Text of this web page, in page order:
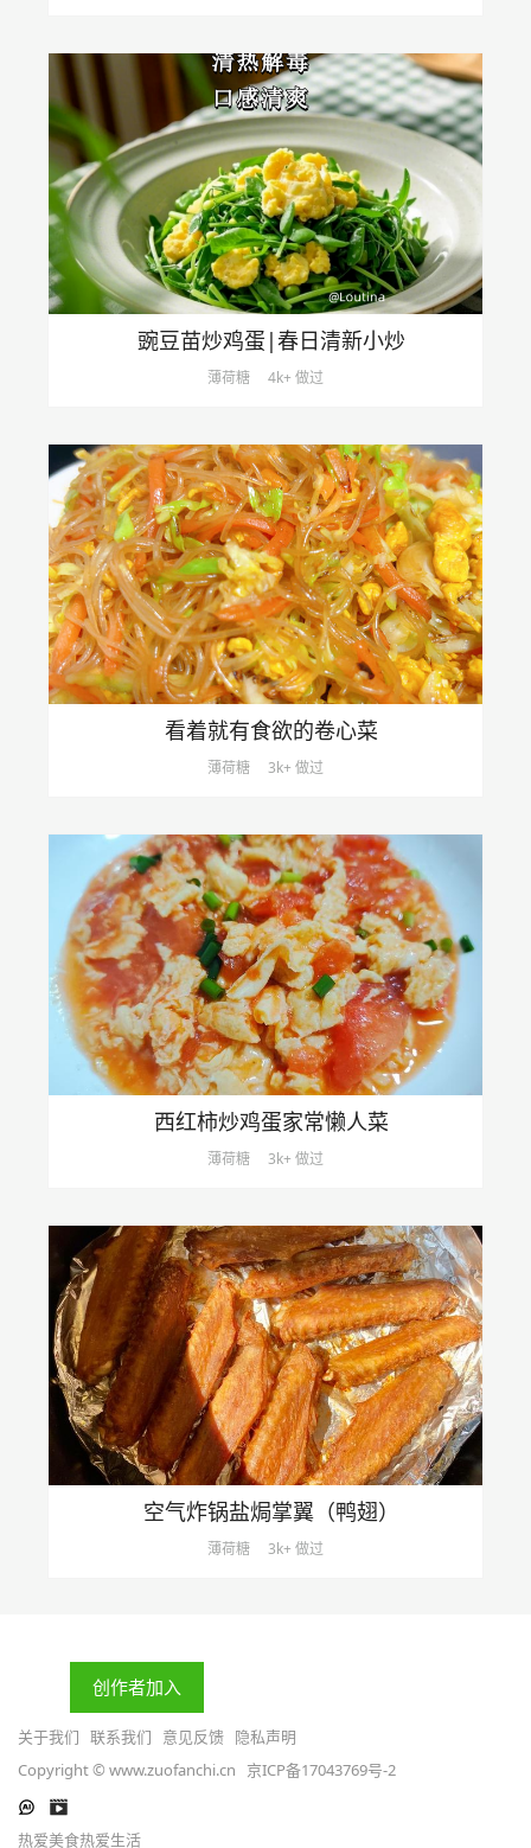
豌豆苗炒鸡蛋|春日清新小炒
薄荷糖 4k+ 做过
看着就有食欲的卷心菜
薄荷糖 3k+ 做过
西红柿炒鸡蛋家常懒人菜
薄荷糖 3k+ 做过
空气炸锅盐焗掌翼（鸭翅）
薄荷糖 3k+ 做过
创作者加入
关于我们 联系我们 意见反馈 隐私声明
Copyright © www.zuofanchi.cn 京ICP备17043769号-2
热爱美食热爱生活